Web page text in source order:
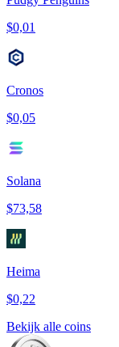
$0,01
Cronos
$0,05
Solana
$73,58
Heima
$0,22
Bekijk alle coins